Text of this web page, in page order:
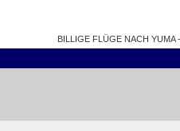
BILLIGE FLÜGE NACH YUMA